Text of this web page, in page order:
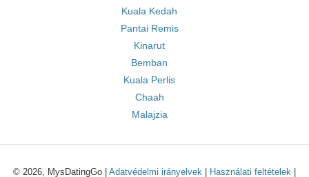
Kuala Kedah
Pantai Remis
Kinarut
Bemban
Kuala Perlis
Chaah
Malajzia
© 2026, MysDatingGo | Adatvédelmi irányelvek Használati feltételek